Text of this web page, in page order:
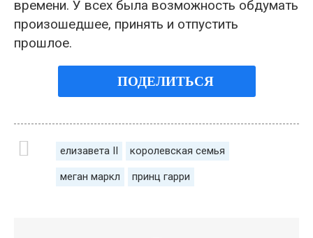
времени. У всех была возможность обдумать
произошедшее, принять и отпустить
прошлое.
ПОДЕЛИТЬСЯ
елизавета II королевская семья
меган маркл принц гарри